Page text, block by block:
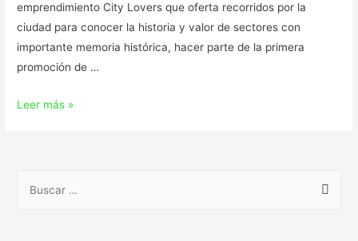
emprendimiento City Lovers que oferta recorridos por la
ciudad para conocer la historia y valor de sectores con
importante memoria histórica, hacer parte de la primera
promoción de …
Leer más »